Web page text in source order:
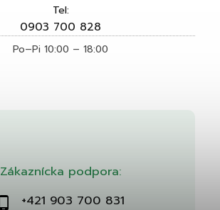
Zákaznícka podpora:
+421 903 700 831
Tel:
0903 700 828
Po–Pi 10:00 – 18:00